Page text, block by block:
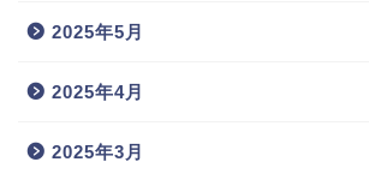
2025年5月
2025年4月
2025年3月